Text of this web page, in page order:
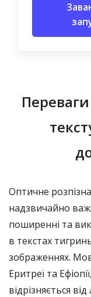
Оптичне
надзвичайно
поширенні та
в текстах
зображеннях.
Еритреї та
відрізняється